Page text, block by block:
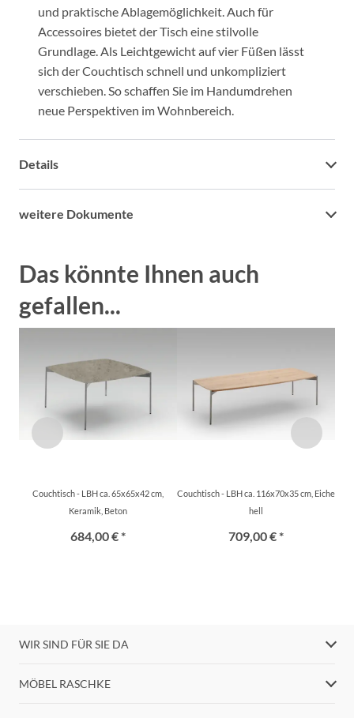
und praktische Ablagemöglichkeit. Auch für
Accessoires bietet der Tisch eine stilvolle
Grundlage. Als Leichtgewicht auf vier Füßen lässt
sich der Couchtisch schnell und unkompliziert
verschieben. So schaffen Sie im Handumdrehen
neue Perspektiven im Wohnbereich.
Details
weitere Dokumente
Das könnte Ihnen auch
gefallen...
Couchtisch - LBH ca. 65x65x42 cm,
Keramik, Beton
684,00 € *
Couchtisch - LBH ca. 116x70x35 cm, Eiche
hell
709,00 € *
WIR SIND FÜR SIE DA
MÖBEL RASCHKE